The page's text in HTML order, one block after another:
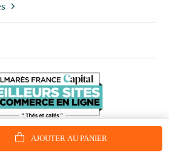
AJOUTER AU PANIER
- Reproduction interdite